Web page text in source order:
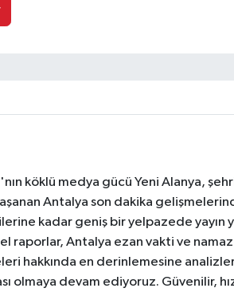
köklü medya gücü Yeni Alanya,
Antalya son dakika
kadar geniş bir yelpazede yayın
raporlar, Antalya ezan vakti ve
hakkında en derinlemesine
olmaya devam ediyoruz. Güvenilir,